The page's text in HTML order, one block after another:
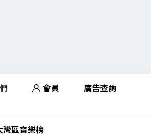
會員 廣告查詢
灣區音樂榜